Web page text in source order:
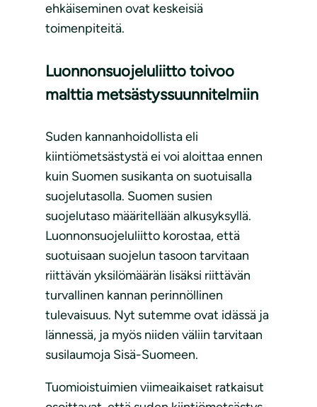
ehkäiseminen ovat keskeisiä
toimenpiteitä.
Luonnonsuojeluliitto toivoo
malttia metsästyssuunnitelmiin
Suden kannanhoidollista eli
kiintiömetsästystä ei voi aloittaa ennen
kuin Suomen susikanta on suotuisalla
suojelutasolla. Suomen susien
suojelutaso määritellään alkusyksyllä.
Luonnonsuojeluliitto korostaa, että
suotuisaan suojelun tasoon tarvitaan
riittävän yksilömäärän lisäksi riittävän
turvallinen kannan perinnöllinen
tulevaisuus. Nyt sutemme ovat idässä ja
lännessä, ja myös niiden väliin tarvitaan
susilaumoja Sisä-Suomeen.
Tuomioistuimien viimeaikaiset ratkaisut